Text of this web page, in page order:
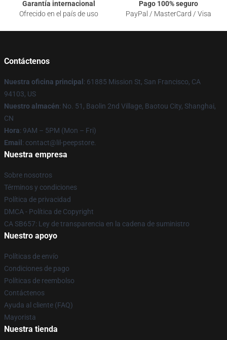
Garantía internacional
Ofrecido en el país de uso
Pago 100% seguro
PayPal / MasterCard / Visa
Contáctenos
Nuestra oficina principal : 61885 Mission St, San Francisco, CA
94103, US
Nuestro almacén: No. 51, Baolin 2nd Village, Baotou City, Shanghai,
CN
Hora: 9AM – 5PM (Mon – Fri)
Email : contact@lil-peepstore.
Nuestra empresa
Sobre nosotros
Términos y condiciones
Política de privacidad
DMCA - Política de Copyright
CA SB657: Ley de transparencia en la cadena de suministro
Nuestro apoyo
Políticas de envío
Condiciones de pago
Políticas de reembolso
Contáctenos
Ayuda al cliente (FAQ)
Mayorista
Nuestra tienda